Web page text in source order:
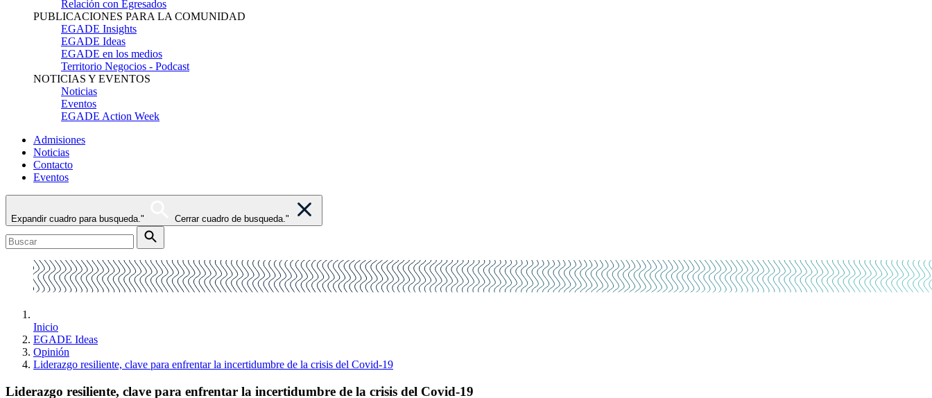
Relación con Egresados
PUBLICACIONES PARA LA COMUNIDAD
EGADE Insights
EGADE Ideas
EGADE en los medios
Territorio Negocios - Podcast
NOTICIAS Y EVENTOS
Noticias
Eventos
EGADE Action Week
Admisiones
Noticias
Contacto
Eventos
Expandir cuadro para busqueda." Cerrar cuadro de busqueda."
Inicio
EGADE Ideas
Opinión
Liderazgo resiliente, clave para enfrentar la incertidumbre de la crisis del Covid-19
Liderazgo resiliente, clave para enfrentar la incertidumbre de la crisis del Covid-19